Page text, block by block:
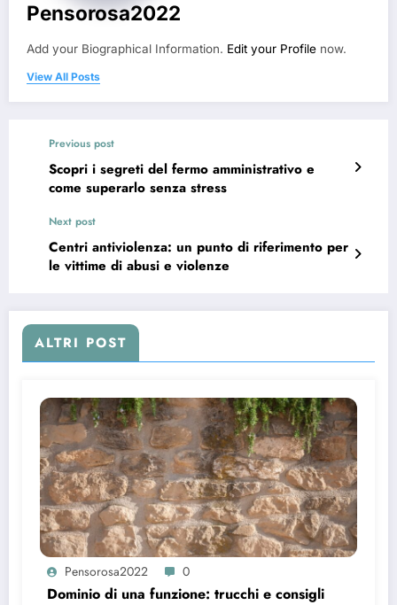
Pensorosa2022
Add your Biographical Information. Edit your Profile now.
View All Posts
Previous post
Scopri i segreti del fermo amministrativo e
come superarlo senza stress
Next post
Centri antiviolenza: un punto di riferimento per
le vittime di abusi e violenze
ALTRI POST
Pensorosa2022 0
Dominio di una funzione: trucchi e consigli